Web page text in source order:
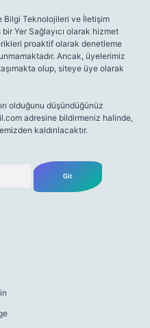
Bilgi Teknolojileri ve İletişim
Yer Sağlayıcı olarak hizmet
proaktif olarak denetleme
Ancak, üyelerimiz
olup, siteye üye olarak
olduğunu düşündüğünüz
adresine bildirmeniz halinde,
kaldırılacaktır.